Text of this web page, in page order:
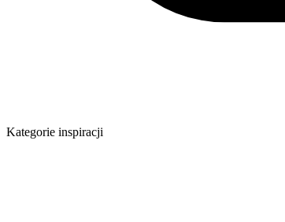
Kategorie inspiracji